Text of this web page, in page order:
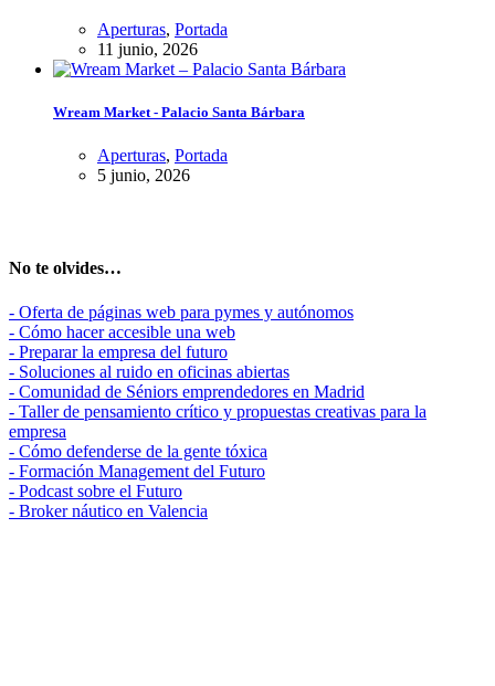
Aperturas, Portada
11 junio, 2026
Wream Market - Palacio Santa Bárbara
Aperturas, Portada
5 junio, 2026
No te olvides…
- Oferta de páginas web para pymes y autónomos
- Cómo hacer accesible una web
- Preparar la empresa del futuro
- Soluciones al ruido en oficinas abiertas
- Comunidad de Séniors emprendedores en Madrid
- Taller de pensamiento crítico y propuestas creativas para la
empresa
- Cómo defenderse de la gente tóxica
- Formación Management del Futuro
- Podcast sobre el Futuro
- Broker náutico en Valencia